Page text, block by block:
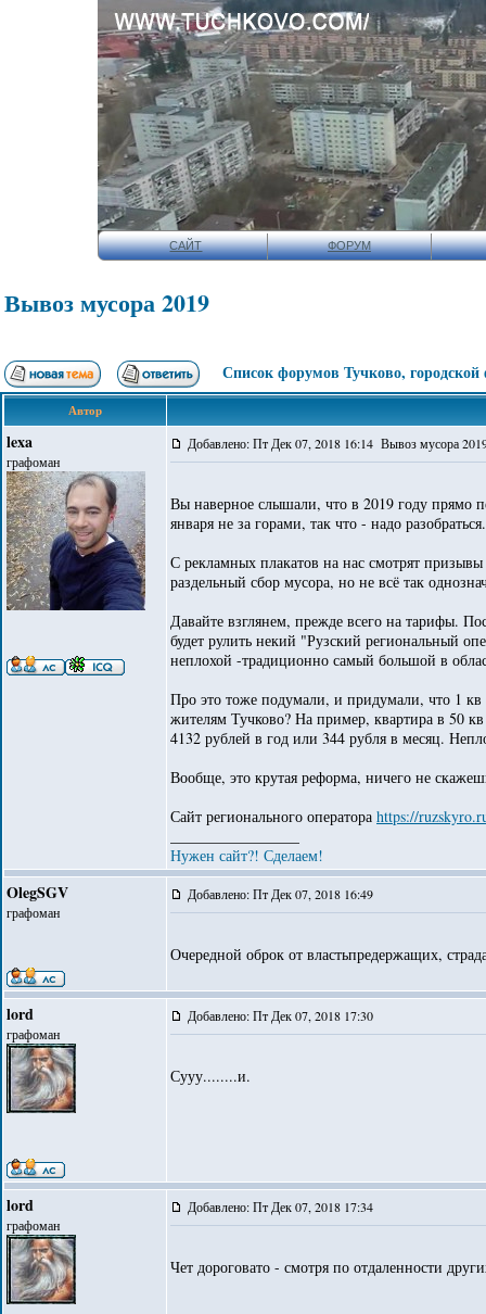
САЙТ ФОРУМ
Вывоз мусора 2019
Список форумов Тучково,
Автор
lexa
графоман
Добавлено: Пт Дек 07, 2018 16:14 Вывоз мусора
Вы наверное слышали, что в 2019 году прямо
января не за горами, так что - надо разобраться.
С рекламных плакатов на нас смотрят
раздельный сбор мусора, но не всё так
Давайте взглянем, прежде всего на тарифы.
будет рулить некий "Рузский региональный
неплохой -традиционно самый большой в
Про это тоже подумали, и придумали, что 1
жителям Тучково? На пример, квартира в 50
4132 рублей в год или 344 рубля в месяц.
Вообще, это крутая реформа, ничего не
Сайт регионального оператора https://
Нужен сайт?! Сделаем!
OlegSGV
графоман
Добавлено: Пт Дек 07, 2018 16:49
Очередной оброк от властьпредержащих,
lord
графоман
Добавлено: Пт Дек 07, 2018 17:30
Сууу........и.
lord
графоман
Добавлено: Пт Дек 07, 2018 17:34
Чет дороговато - смотря по отдаленности